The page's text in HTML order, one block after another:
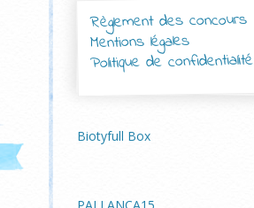
Règlement des concours
Mentions légales
Politique de confidentialité
Biotyfull Box